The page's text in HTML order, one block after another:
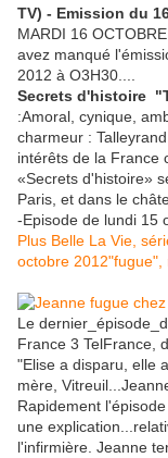
TV) - Emission du
MARDI 16
avez manqué
2012 à O3H30....
Secrets d'histoire
:Amoral, cynique,
charmeur :
intérêts de la France
«Secrets d'histoire»
Paris, et dans le
-Episode de lundi 15
Plus Belle La Vie,
octobre 2012"fugue",
Le
France 3 TelFrance,
"Elise a disparu, elle
mère,
Rapidement
une
l'infirmière. Jeanne